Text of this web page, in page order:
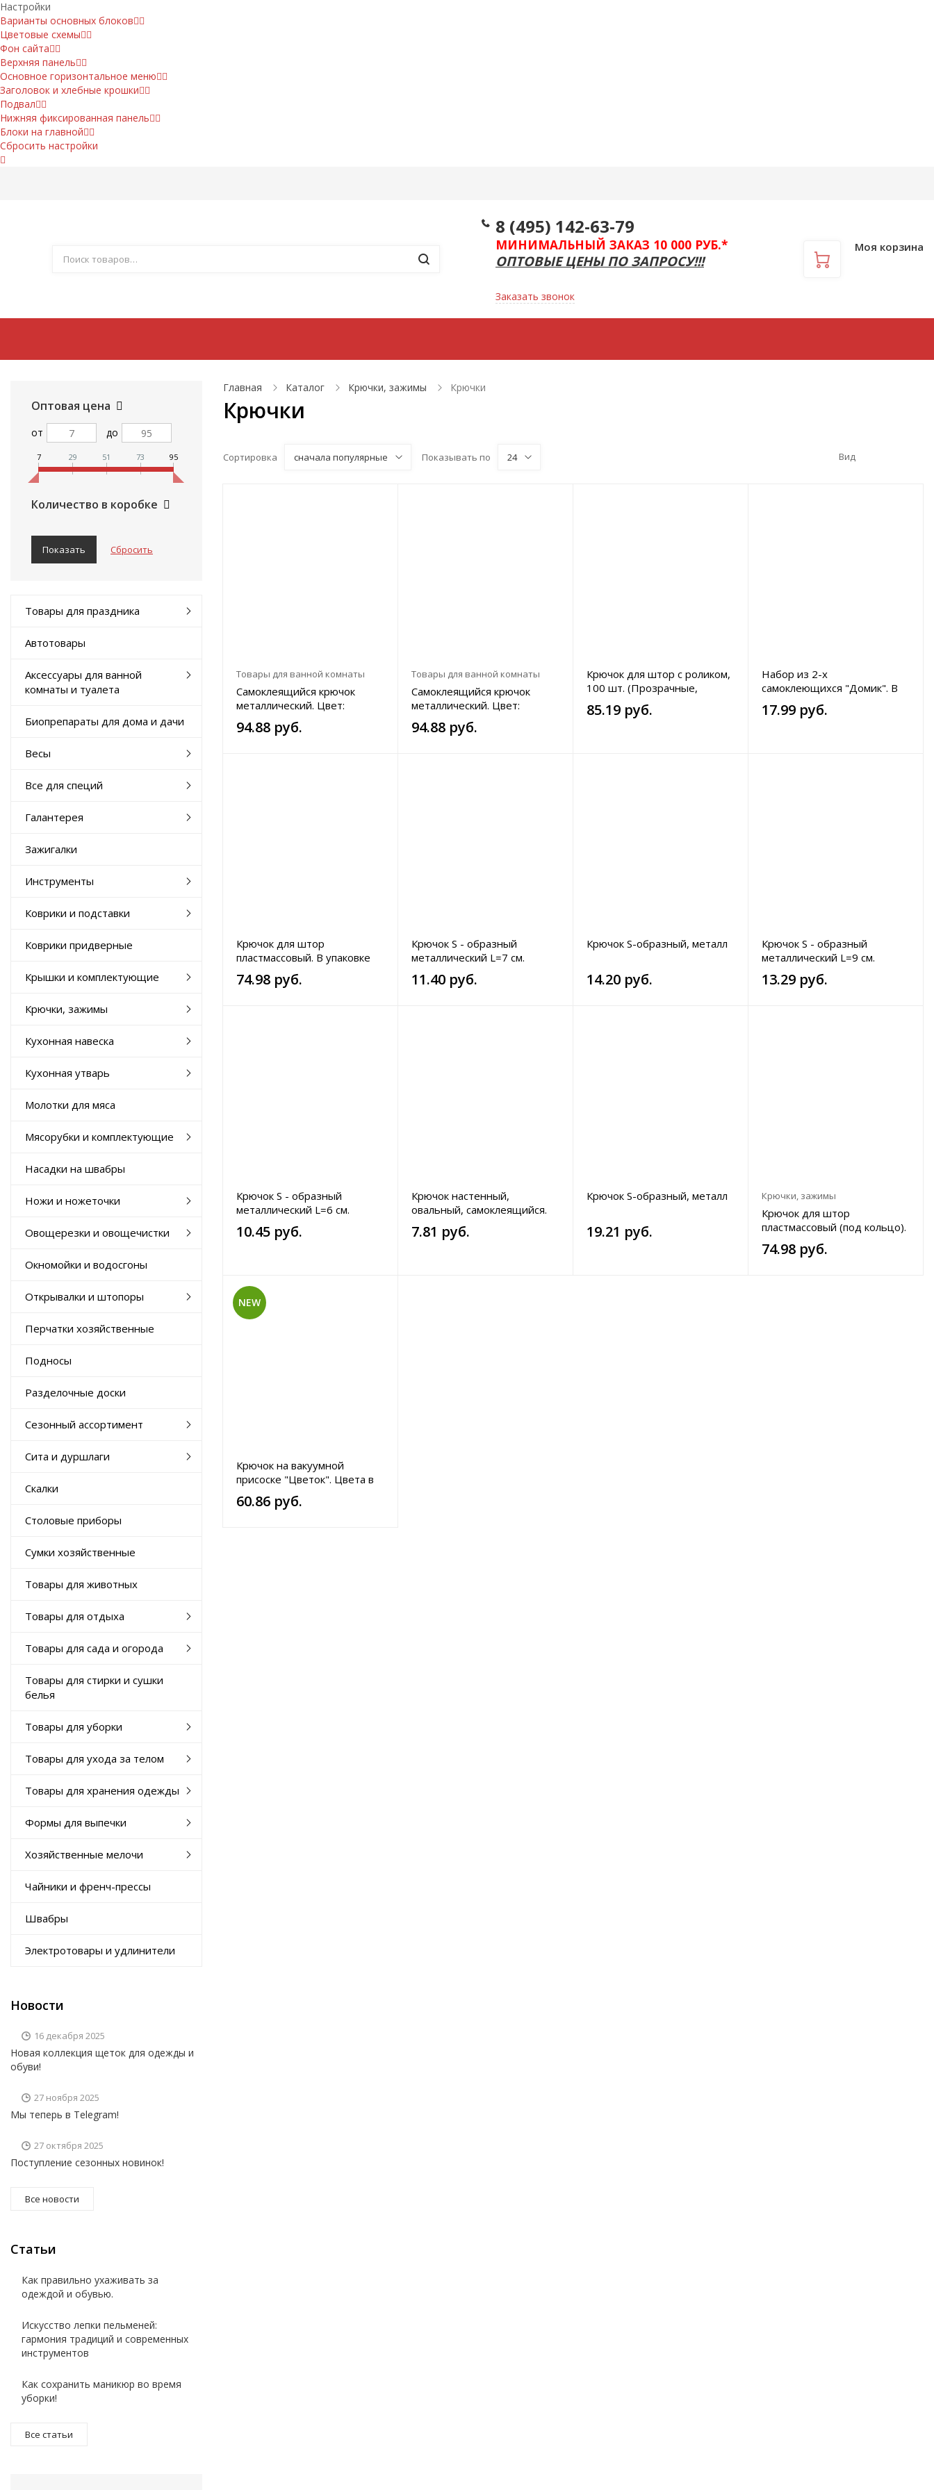
Настройки
Варианты основных блоков
Цветовые схемы
Фон сайта
Верхняя панель
Основное горизонтальное меню
Заголовок и хлебные крошки
Подвал
Нижняя фиксированная панель
Блоки на главной
Сбросить настройки
8 (495) 142-63-79
МИНИМАЛЬНЫЙ ЗАКАЗ 10 000 РУБ.*
ОПТОВЫЕ ЦЕНЫ ПО ЗАПРОСУ!!!
Заказать звонок
Моя корзина
Оптовая цена
от до
7 29 51 73 95
Количество в коробке
Товары для праздника
Автотовары
Аксессуары для ванной
комнаты и туалета
Биопрепараты для дома и дачи
Весы
Все для специй
Галантерея
Зажигалки
Инструменты
Коврики и подставки
Коврики придверные
Крышки и комплектующие
Крючки, зажимы
Кухонная навеска
Кухонная утварь
Молотки для мяса
Мясорубки и комплектующие
Насадки на швабры
Ножи и ножеточки
Овощерезки и овощечистки
Окномойки и водосгоны
Открывалки и штопоры
Перчатки хозяйственные
Подносы
Разделочные доски
Сезонный ассортимент
Сита и дуршлаги
Скалки
Столовые приборы
Сумки хозяйственные
Товары для животных
Товары для отдыха
Товары для сада и огорода
Товары для стирки и сушки
белья
Товары для уборки
Товары для ухода за телом
Товары для хранения одежды
Формы для выпечки
Хозяйственные мелочи
Чайники и френч-прессы
Швабры
Электротовары и удлинители
Новости
16 декабря 2025
Новая коллекция щеток для одежды и
обуви!
27 ноября 2025
Мы теперь в Telegram!
27 октября 2025
Поступление сезонных новинок!
Все новости
Статьи
Как правильно ухаживать за
одеждой и обувью.
Искусство лепки пельменей:
гармония традиций и современных
инструментов
Как сохранить маникюр во время
уборки!
Все статьи
Главная Каталог Крючки, зажимы Крючки
Крючки
Сортировка сначала популярные Показывать по 24 Вид
Товары для ванной комнаты
Самоклеящийся крючок
металлический. Цвет:
черный.
94.88 руб.
Товары для ванной комнаты
Самоклеящийся крючок
металлический. Цвет:
серебро.
94.88 руб.
Крючок для штор с роликом,
100 шт. (Прозрачные,
белые).
85.19 руб.
Набор из 2-х
самоклеющихся "Домик". В
ассортименте.
17.99 руб.
Крючок для штор
пластмассовый. В упаковке
100 шт.
74.98 руб.
Крючок S - образный
металлический L=7 см.
11.40 руб.
Крючок S-образный, металл
14.20 руб.
Крючок S - образный
металлический L=9 см.
13.29 руб.
Крючок S - образный
металлический L=6 см.
10.45 руб.
Крючок настенный,
овальный, самоклеящийся.
Цвета в ассортименте.
7.81 руб.
Крючок S-образный, металл
19.21 руб.
Крючки, зажимы
Крючок для штор
пластмассовый (под кольцо).
В упаковке 100 шт
74.98 руб.
NEW
Крючок на вакуумной
присоске "Цветок". Цвета в
ассортименте.
60.86 руб.